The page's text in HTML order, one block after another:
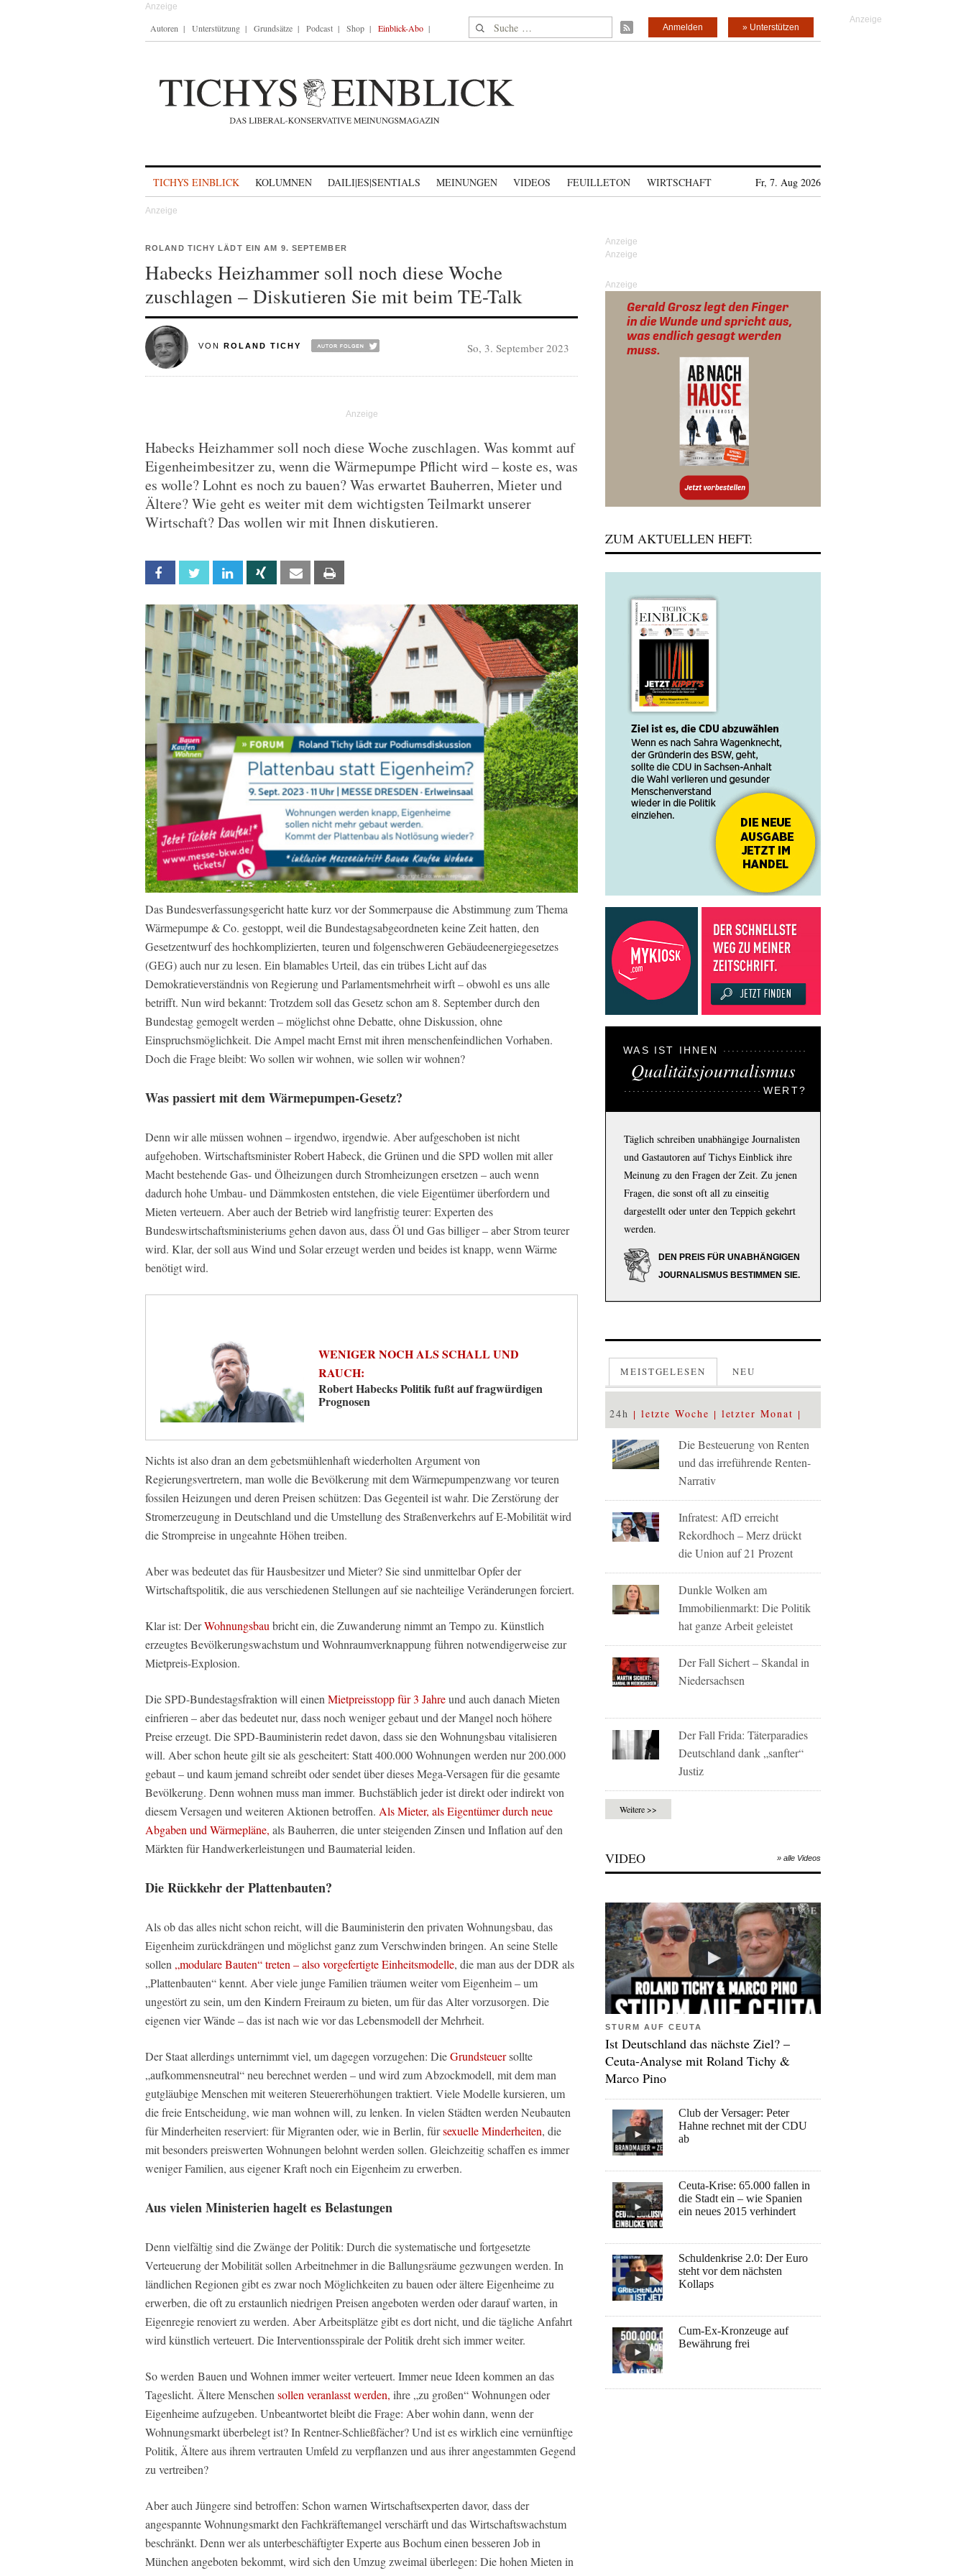
Autoren Unterstützung Grundsätze Podcast Shop Einblick-Abo Suche nach: » Unterstützen
Anmelden
TICHYS EINBLICK KOLUMNEN DAILI|ES|SENTIALS MEINUNGEN VIDEOS FEUILLETON WIRTSCHAFT Fr, 7. Aug 2026
ROLAND TICHY LÄDT EIN AM 9. SEPTEMBER
Habecks Heizhammer soll noch diese Woche
zuschlagen – Diskutieren Sie mit beim TE-Talk
VON ROLAND TICHY So, 3. September 2023
Habecks Heizhammer soll noch diese Woche zuschlagen. Was kommt auf
Eigenheimbesitzer zu, wenn die Wärmepumpe Pflicht wird – koste es, was
es wolle? Lohnt es noch zu bauen? Was erwartet Bauherren, Mieter und
Ältere? Wie geht es weiter mit dem wichtigsten Teilmarkt unserer
Wirtschaft? Das wollen wir mit Ihnen diskutieren.
Facebook Twitter Linkedin Xing Email
Das Bundesverfassungsgericht hatte kurz vor der Sommerpause die Abstimmung zum Thema
Wärmepumpe & Co. gestoppt, weil die Bundestagsabgeordneten keine Zeit hatten, den
Gesetzentwurf des hochkomplizierten, teuren und folgenschweren Gebäudeenergiegesetzes
(GEG) auch nur zu lesen. Ein blamables Urteil, das ein trübes Licht auf das
Demokratieverständnis von Regierung und Parlamentsmehrheit wirft – obwohl es uns alle
betrifft. Nun wird bekannt: Trotzdem soll das Gesetz schon am 8. September durch den
Bundestag gemogelt werden – möglichst ohne Debatte, ohne Diskussion, ohne
Einspruchsmöglichkeit. Die Ampel macht Ernst mit ihren menschenfeindlichen Vorhaben.
Doch die Frage bleibt: Wo sollen wir wohnen, wie sollen wir wohnen?
Was passiert mit dem Wärmepumpen-Gesetz?
Denn wir alle müssen wohnen – irgendwo, irgendwie. Aber aufgeschoben ist nicht
aufgehoben. Wirtschaftsminister Robert Habeck, die Grünen und die SPD wollen mit aller
Macht bestehende Gas- und Ölheizungen durch Stromheizungen ersetzen – auch wenn
dadurch hohe Umbau- und Dämmkosten entstehen, die viele Eigentümer überfordern und
Mieten verteuern. Aber auch der Betrieb wird langfristig teurer: Experten des
Bundeswirtschaftsministeriums gehen davon aus, dass Öl und Gas billiger – aber Strom teurer
wird. Klar, der soll aus Wind und Solar erzeugt werden und beides ist knapp, wenn Wärme
benötigt wird.
WENIGER NOCH ALS SCHALL UND
RAUCH:
Robert Habecks Politik fußt auf fragwürdigen
Prognosen
Nichts ist also dran an dem gebetsmühlenhaft wiederholten Argument von
Regierungsvertretern, man wolle die Bevölkerung mit dem Wärmepumpenzwang vor teuren
fossilen Heizungen und deren Preisen schützen: Das Gegenteil ist wahr. Die Zerstörung der
Stromerzeugung in Deutschland und die Umstellung des Straßenverkehrs auf E-Mobilität wird
die Strompreise in ungeahnte Höhen treiben.
Aber was bedeutet das für Hausbesitzer und Mieter? Sie sind unmittelbar Opfer der
Wirtschaftspolitik, die aus verschiedenen Stellungen auf sie nachteilige Veränderungen forciert.
Klar ist: DerWohnungsbau bricht ein, die Zuwanderung nimmt an Tempo zu. Künstlich
erzeugtes Bevölkerungswachstum und Wohnraumverknappung führen notwendigerweise zur
Mietpreis-Explosion.
Die SPD-Bundestagsfraktion will einen Mietpreisstopp für 3 Jahreund auch danach Mieten
einfrieren – aber das bedeutet nur, dass noch weniger gebaut und der Mangel noch höhere
Preise erzeugt. Die SPD-Bauministerin redet davon, dass sie den Wohnungsbau vitalisieren
will. Aber schon heute gilt sie als gescheitert: Statt 400.000 Wohnungen werden nur 200.000
gebaut – und kaum jemand schreibt oder sendet über dieses Mega-Versagen für die gesamte
Bevölkerung. Denn wohnen muss man immer. Buchstäblich jeder ist direkt oder indirekt von
diesem Versagen und weiteren Aktionen betroffen. Als Mieter, als Eigentümer durch neue
Abgaben und Wärmepläne, als Bauherren, dieunter steigenden Zinsen und Inflation auf den
Märkten für Handwerkerleistungen und Baumaterial leiden.
Die Rückkehr der Plattenbauten?
Als ob das alles nicht schon reicht, will die Bauministerin den privaten Wohnungsbau, das
Eigenheim zurückdrängen und möglichst ganz zum Verschwinden bringen. An seine Stelle
sollen „modulare Bauten“ treten – also vorgefertigte Einheitsmodelle, die man aus der DDR als
„Plattenbauten“ kennt. Aber viele junge Familien träumen weiter vom Eigenheim – um
ungestört zu sein, um den Kindern Freiraum zu bieten, um für das Alter vorzusorgen. Die
eigenen vier Wände – das ist nach wie vor das Lebensmodell der Mehrheit.
Der Staat allerdings unternimmt viel, um dagegen vorzugehen: DieGrundsteuersollte
„aufkommensneutral“ neu berechnet werden – und wird zum Abzockmodell, mit dem man
gutgläubige Menschen mit weiteren Steuererhöhungen traktiert. Viele Modelle kursieren, um
die freie Entscheidung, wie man wohnen will, zu lenken. In vielen Städten werden Neubauten
für Minderheiten reserviert: für Migranten oder, wie in Berlin, fürsexuelle Minderheiten, die
mit besonders preiswerten Wohnungen belohnt werden sollen. Gleichzeitig schaffen es immer
weniger Familien, aus eigener Kraft noch ein Eigenheim zu erwerben.
Aus vielen Ministerien hagelt es Belastungen
Denn vielfältig sind die Zwänge der Politik: Durch die systematische und fortgesetzte
Verteuerung der Mobilität sollen Arbeitnehmer in die Ballungsräume gezwungen werden. In
ländlichen Regionen gibt es zwar noch Möglichkeiten zu bauen oder ältere Eigenheime zu
erwerben, die oft zu erstaunlich niedrigen Preisen angeboten werden oder darauf warten, in
Eigenregie renoviert zu werden. Aber Arbeitsplätze gibt es dort nicht, und die tägliche Anfahrt
wird künstlich verteuert. Die Interventionsspirale der Politik dreht sich immer weiter.
So werden Bauen und Wohnen immer weiter verteuert. Immer neue Ideen kommen an das
Tageslicht. Ältere Menschen sollen veranlasst werden, ihre „zu großen“ Wohnungen oder
Eigenheime aufzugeben. Unbeantwortet bleibt die Frage: Aber wohin dann, wenn der
Wohnungsmarkt überbelegt ist? In Rentner-Schließfächer? Und ist es wirklich eine vernünftige
Politik, Ältere aus ihrem vertrauten Umfeld zu verpflanzen und aus ihrer angestammten Gegend
zu vertreiben?
Aber auch Jüngere sind betroffen: Schon warnen Wirtschaftsexperten davor, dass der
angespannte Wohnungsmarkt den Fachkräftemangel verschärft und das Wirtschaftswachstum
beschränkt. Denn wer als unterbeschäftigter Experte aus Bochum einen besseren Job in
München angeboten bekommt, wird sich den Umzug zweimal überlegen: Die hohen Mieten in
Anzeige
ZUM AKTUELLEN HEFT:
WAS IST IHNEN
Qualitätsjournalismus
WERT?
Täglich schreiben unabhängige Journalisten
und Gastautoren auf Tichys Einblick ihre
Meinung zu den Fragen der Zeit. Zu jenen
Fragen, die sonst oft all zu einseitig
dargestellt oder unter den Teppich gekehrt
werden.
DEN PREIS FÜR UNABHÄNGIGEN
JOURNALISMUS BESTIMMEN SIE.
MEISTGELESEN NEU
24h letzte Woche letzter Monat
Die Besteuerung von Renten
und das irreführende Renten-
Narrativ
Infratest: AfD erreicht
Rekordhoch – Merz drückt
die Union auf 21 Prozent
Dunkle Wolken am
Immobilienmarkt: Die Politik
hat ganze Arbeit geleistet
Der Fall Sichert – Skandal in
Niedersachsen
Der Fall Frida: Täterparadies
Deutschland dank „sanfter“
Justiz
Weitere >>
VIDEO » alle Videos
STURM AUF CEUTA
Ist Deutschland das nächste Ziel? –
Ceuta-Analyse mit Roland Tichy &
Marco Pino
Club der Versager: Peter
Hahne rechnet mit der CDU
ab
Ceuta-Krise: 65.000 fallen in
die Stadt ein – wie Spanien
ein neues 2015 verhindert
Schuldenkrise 2.0: Der Euro
steht vor dem nächsten
Kollaps
Cum-Ex-Kronzeuge auf
Bewährung frei